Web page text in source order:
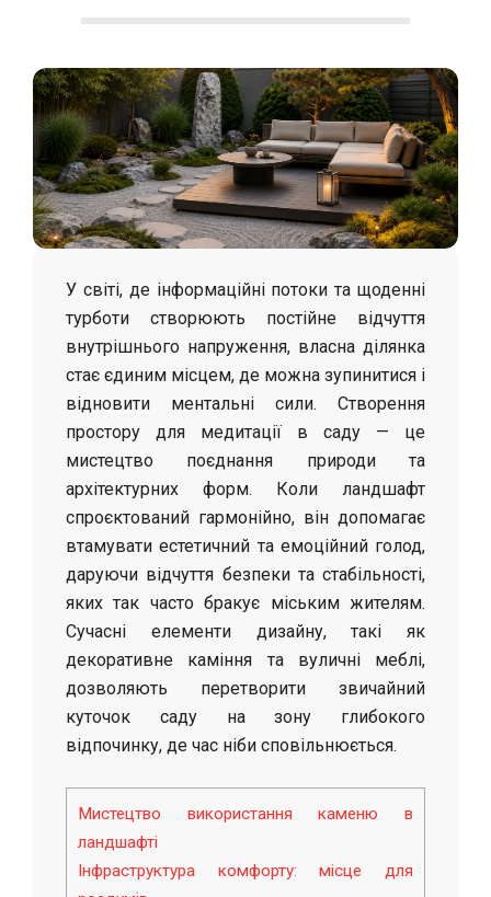
о
л
о
х
У світі, де інформаційні потоки та щоденні
турботи створюють постійне відчуття
внутрішнього напруження, власна ділянка
стає єдиним місцем, де можна зупинитися і
відновити ментальні сили. Створення
простору для медитації в саду — це
мистецтво поєднання природи та
архітектурних форм. Коли ландшафт
спроєктований гармонійно, він допомагає
втамувати естетичний та емоційний голод,
даруючи відчуття безпеки та стабільності,
яких так часто бракує міським жителям.
Сучасні елементи дизайну, такі як
декоративне каміння та вуличні меблі,
дозволяють перетворити звичайний
куточок саду на зону глибокого
відпочинку, де час ніби сповільнюється.
Мистецтво використання каменю в
ландшафті
Інфраструктура комфорту: місце для